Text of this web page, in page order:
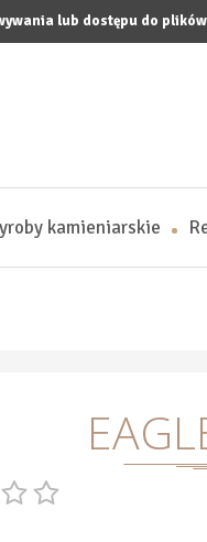
lub dostępu do
kamieniarskie